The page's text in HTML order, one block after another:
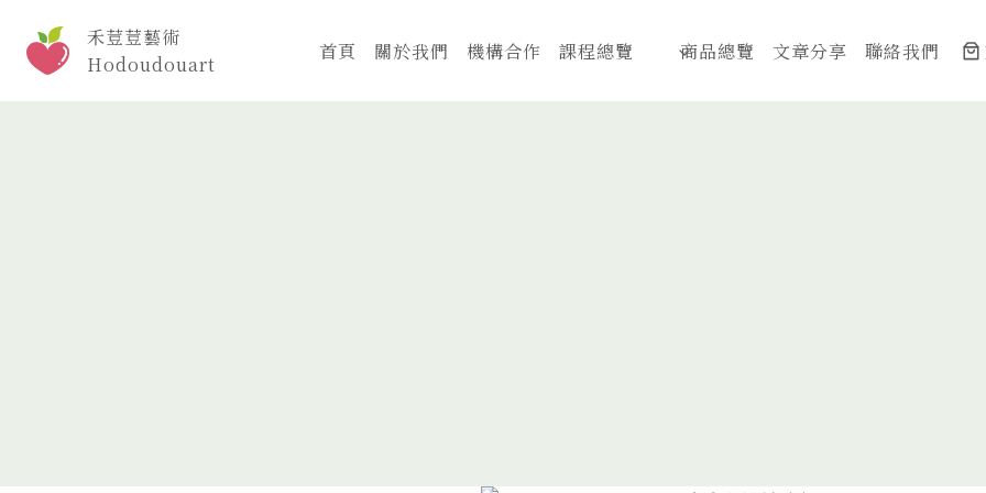
content
禾荳荳藝術
Hodoudouart
首頁 關於我們 機構合作 課程總覽 商品總覽 文章分享 聯絡我們